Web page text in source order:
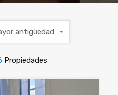
Propiedades
antigüedad